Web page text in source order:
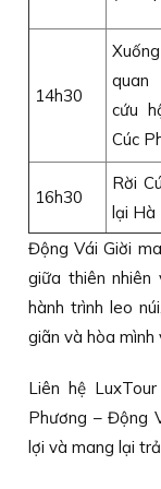
14h30
cứu
Cúc
16h30
Rời
lại Hà
Động Vái Giời
giữa thiên nhiên
hành trình leo
giãn và hòa mình
Liên hệ
Phương – Động
lợi và mang lại